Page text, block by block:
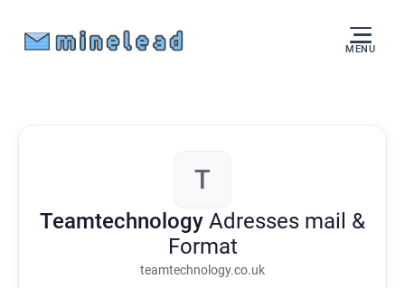
MENU
T
Teamtechnology Adresses mail &
Format
teamtechnology.co.uk